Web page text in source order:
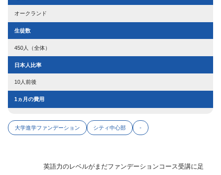
オークランド
生徒数
450人（全体）
日本人比率
10人前後
1ヵ月の費用
大学進学ファンデーション シティ中心部 -
英語力のレベルがまだファンデーションコース受講に足